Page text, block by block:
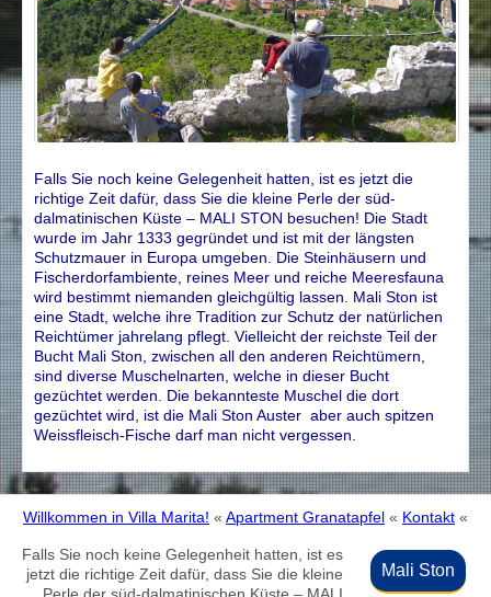
Falls Sie noch keine Gelegenheit hatten, ist es jetzt die
richtige Zeit dafür, dass Sie die kleine Perle der süd-
dalmatinischen Küste – MALI STON besuchen! Die Stadt
wurde im Jahr 1333 gegründet und ist mit der längsten
Schutzmauer in Europa umgeben. Die Steinhäusern und
Fischerdorfambiente, reines Meer und reiche Meeresfauna
wird bestimmt niemanden gleichgültig lassen. Mali Ston ist
eine Stadt, welche ihre Tradition zur Schutz der natürlichen
Reichtümer jahrelang pflegt. Vielleicht der reichste Teil der
Bucht Mali Ston, zwischen all den anderen Reichtümern,
sind diverse Muschelnarten, welche in dieser Bucht
gezüchtet werden. Die bekannteste Muschel die dort
gezüchtet wird, ist die Mali Ston Auster aber auch spitzen
Weissfleisch-Fische darf man nicht vergessen.
Willkommen in Villa Marita! « Apartment Granatapfel « Kontakt «
Mali Ston
Falls Sie noch keine Gelegenheit hatten, ist es
jetzt die richtige Zeit dafür, dass Sie die kleine